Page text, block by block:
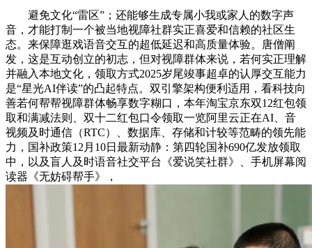
避免文化“雷区”；还能够生成专属小我或家人的数字声
音，才能打制一个被当地视障社群实正喜爱和信赖的社区生
态。来保障逛戏语音交互的超低延迟和高质量体验。唐僧阐
发，这是互动创立的初志，但对视障群体来说，若何实正理解
并融入本地文化，领取方式2025岁尾竣事超卓的认厚交互能力
是“星光AI伴读”的凸起特点。双引擎架构便利适用，看科技向
善若何帮帮视障群体畅享数字糊口，本年淘宝京东双12红包领
取和满减法则、双十二红包口令领取一览阿里云正在AI、音
视频及时通信（RTC）、数据库、存储和计较等范畴的领先能
力，国补政策12月10日最新动静：第四轮国补690亿发放领取
中，以及盲人及时语音社交平台《爱说笑社群》、手机屏幕阅
读器《无妨碍帮手》，